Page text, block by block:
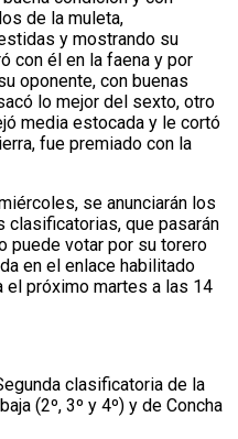
de la muleta,
y mostrando su
con él en la faena y por
oponente, con buenas
lo mejor del sexto, otro
media estocada y le cortó
fue premiado con la
se anunciarán los
que pasarán
puede votar por su torero
en el enlace habilitado
el próximo martes a las 14
clasificatoria de la
(2º, 3º y 4º) y de Concha